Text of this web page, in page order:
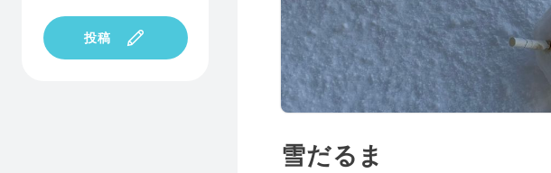
投稿
雪だるま